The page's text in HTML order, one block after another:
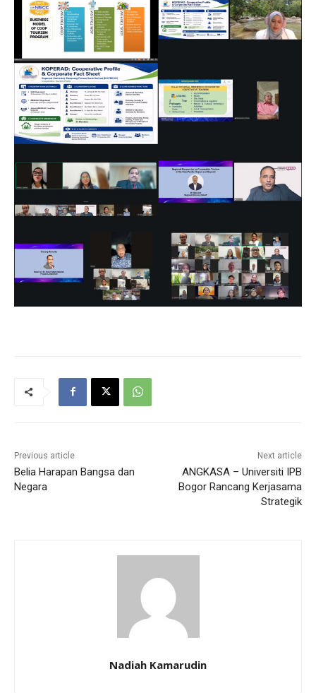
Previous article
Belia Harapan Bangsa dan
Negara
Next article
ANGKASA – Universiti IPB
Bogor Rancang Kerjasama
Strategik
Nadiah Kamarudin